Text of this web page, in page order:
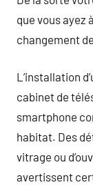
que vous ayez
changement
L’installation
cabinet de
smartphone
habitat. Des
vitrage ou
avertissent